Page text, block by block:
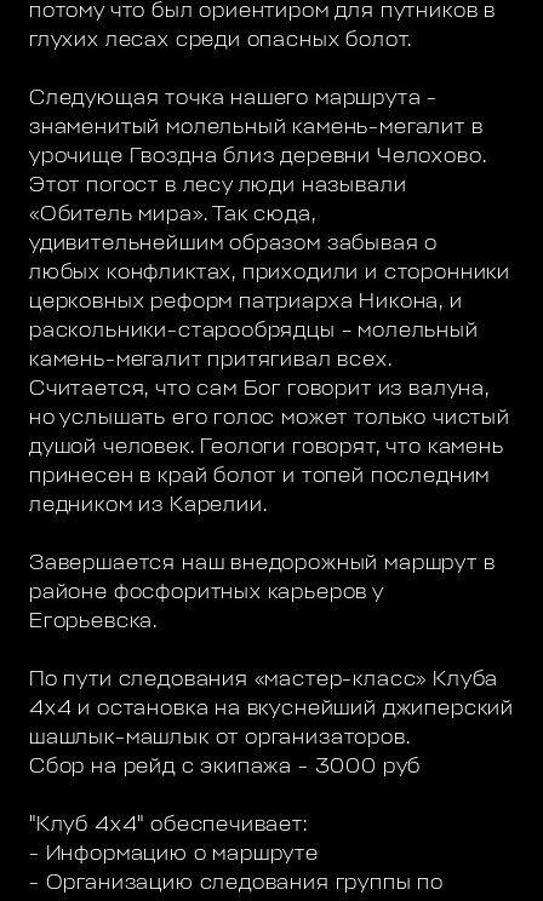
потому что был ориентиром для путников в
глухих лесах среди опасных болот.
Следующая точка нашего маршрута -
знаменитый молельный камень-мегалит в
урочище Гвоздна близ деревни Челохово.
Этот погост в лесу люди называли
«Обитель мира». Так сюда,
удивительнейшим образом забывая о
любых конфликтах, приходили и сторонники
церковных реформ патриарха Никона, и
раскольники-старообрядцы – молельный
камень-мегалит притягивал всех.
Считается, что сам Бог говорит из валуна,
но услышать его голос может только чистый
душой человек. Геологи говорят, что камень
принесен в край болот и топей последним
ледником из Карелии.
Завершается наш внедорожный маршрут в
районе фосфоритных карьеров у
Егорьевска.
По пути следования «мастер-класс» Клуба
4х4 и остановка на вкуснейший джиперский
шашлык-машлык от организаторов.
Сбор на рейд с экипажа - 3000 руб
"Клуб 4х4" обеспечивает:
- Информацию о маршруте
- Организацию следования группы по